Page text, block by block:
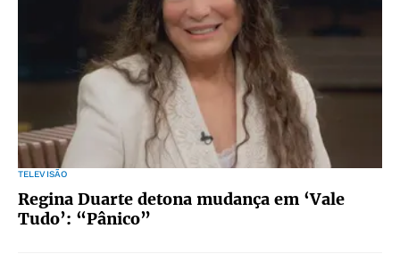
TELEVISÃO
Regina Duarte detona mudança em ‘Vale
Tudo’: “Pânico”